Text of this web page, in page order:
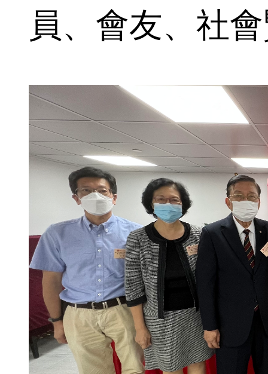
員、會友、社